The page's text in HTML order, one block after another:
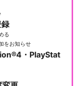
る
をお知らせ
・PlayStat